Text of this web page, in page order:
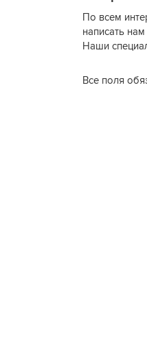
По всем
написать
Наши
Все поля